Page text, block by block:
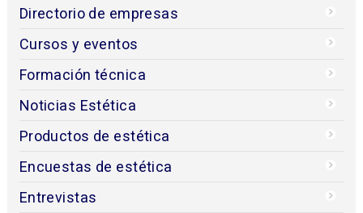
Directorio de empresas
Cursos y eventos
Formación técnica
Noticias Estética
Productos de estética
Encuestas de estética
Entrevistas